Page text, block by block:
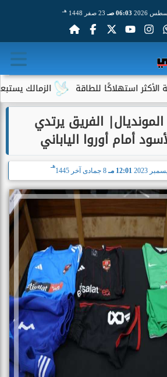
06:03 صـ 23 صفر 1448 هـ
الزمالك يستبعد 4 لاعبين شباب من حساباته في الموسم الجديد للطاقة
الفريق يرتدي
أمام أوروا الياباني
12:01 مـ 8 جمادى آخر 1445
هـ